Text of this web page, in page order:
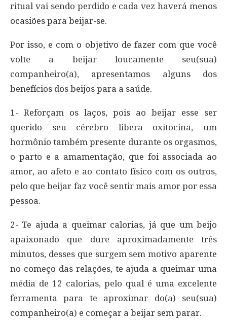
ritual vai sendo perdido e cada vez haverá menos
ocasiões para beijar-se.
Por isso, e com o objetivo de fazer com que você
volte a beijar loucamente seu(sua)
companheiro(a), apresentamos alguns dos
benefícios dos beijos para a saúde.
1- Reforçam os laços, pois ao beijar esse ser
querido seu cérebro libera oxitocina, um
hormônio também presente durante os orgasmos,
o parto e a amamentação, que foi associada ao
amor, ao afeto e ao contato físico com os outros,
pelo que beijar faz você sentir mais amor por essa
pessoa.
2- Te ajuda a queimar calorias, já que um beijo
apaixonado que dure aproximadamente três
minutos, desses que surgem sem motivo aparente
no começo das relações, te ajuda a queimar uma
média de 12 calorias, pelo qual é uma excelente
ferramenta para te aproximar do(a) seu(sua)
companheiro(a) e começar a beijar sem parar.